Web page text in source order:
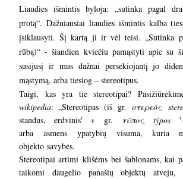
Liaudies išmintis byloja: „sutinka pagal
protą“. Dažniausiai liaudies išmintis kalba
įsiklausyti. Šį kartą ji ir vėl teisi. „Sutinka
rūbą)“ - šiandien kviečiu pamąstyti apie su
susijusį ir mus dažnai persekiojantį jo
mąstymą, arba tiesiog – stereotipus.
Taigi, kas yra tie stereotipai?
wikipedia: „Stereotipas (iš gr. στερεός,
standus, erdvinis' +
gr. τύπος, týpos
arba
asmens
ypatybių visuma, kuria
objekto savybės.
Stereotipai artimi klišėms bei šablonams, kai
taikomi daugelio panašių objektų atveju,